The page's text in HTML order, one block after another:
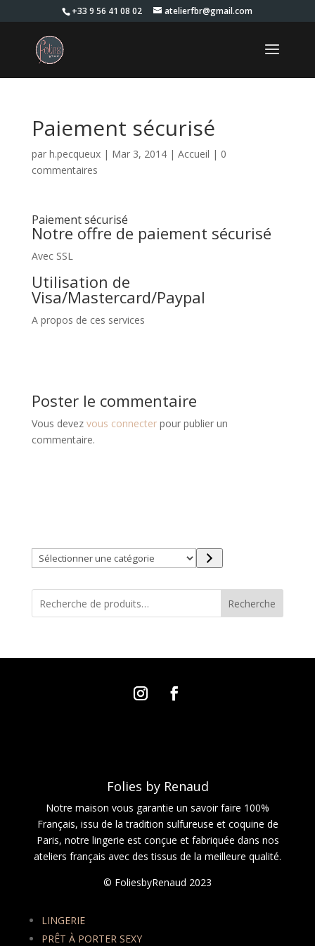
+33 9 56 41 08 02 atelierfbr@gmail.com
Paiement sécurisé
par h.pecqueux| Mar 3, 2014| Accueil | 0
commentaires
Paiement sécurisé
Notre offre de paiement sécurisé
Avec SSL
Utilisation de
Visa/Mastercard/Paypal
A propos de ces services
Poster le commentaire
Vous devez vous connecterpour publier un
commentaire.
Sélectionner
une
catégorie
Recherche
Folies by Renaud
Notre maison vous garantie un savoir faire 100%
Français, issu de la tradition sulfureuse et coquine de
Paris, notre lingerie est conçue et fabriquée dans nos
ateliers français avec des tissus de la meilleure qualité.
© FoliesbyRenaud 2023
LINGERIE
PRÊT À PORTER SEXY